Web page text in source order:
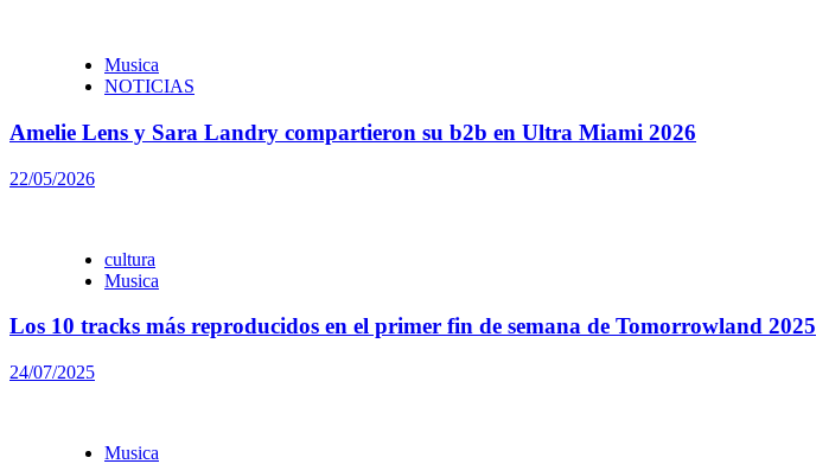
Musica
NOTICIAS
Amelie Lens y Sara Landry compartieron su b2b en Ultra Miami 2026
22/05/2026
cultura
Musica
Los 10 tracks más reproducidos en el primer fin de semana de Tomorrowland 2025
24/07/2025
Musica